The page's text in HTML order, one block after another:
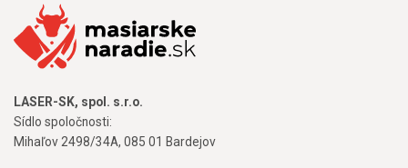
LASER-SK, spol. s.r.o.
Sídlo spoločnosti:
Mihaľov 2498/34A, 085 01 Bardejov